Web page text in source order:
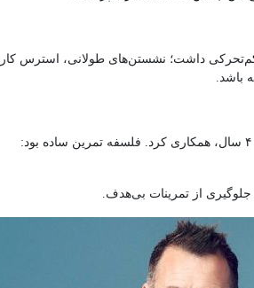
داشت؛ نشستن‌های طولانی، استرس
باشد.
از تمرینات بی‌هدف.